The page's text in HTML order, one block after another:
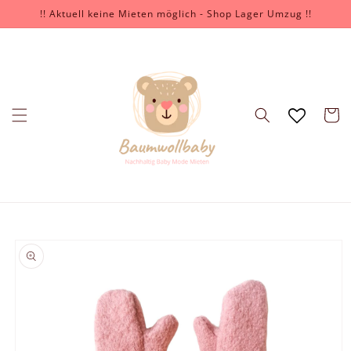
İçeriğe
atla
!! Aktuell keine Mieten möglich - Shop Lager Umzug !!
Sepet
bilgisine
atla